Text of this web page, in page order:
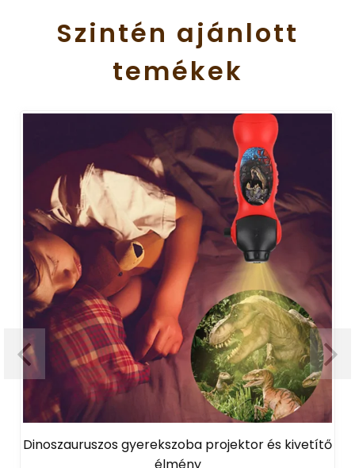
Szintén ajánlott
temékek
Dinoszauruszos gyerekszoba projektor és kivetítő